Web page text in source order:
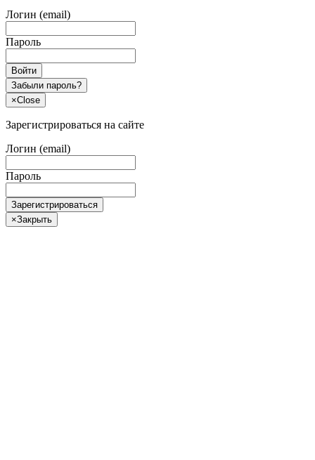
Логин (email)
Пароль
Войти
Забыли пароль?
×Close
Зарегистрироваться на сайте
Логин (email)
Пароль
Зарегистрироваться
×Закрыть